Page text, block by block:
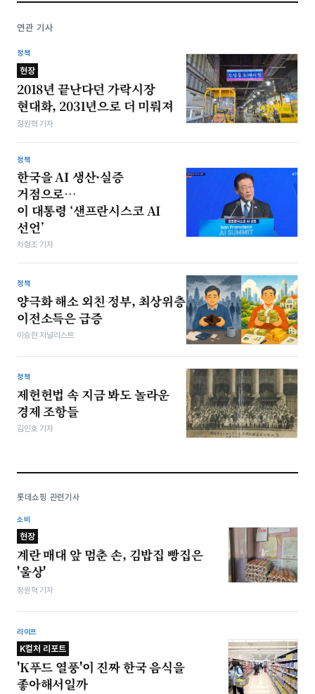
연관 기사
정책
현장
2018년 끝난다던 가락시장
현대화, 2031년으로 더 미뤄져
정원혁 기자
정책
한국을 AI 생산·실증
거점으로…
이 대통령 ‘샌프란시스코 AI
선언’
차형조 기자
정책
양극화 해소 외친 정부, 최상위층
이전소득은 급증
이승현 저널리스트
정책
제헌헌법 속 지금 봐도 놀라운
경제 조항들
김민호 기자
롯데쇼핑 관련기사
소비
현장
계란 매대 앞 멈춘 손, 김밥집 빵집은
'울상'
정원혁 기자
라이프
K컬처 리포트
'K푸드 열풍'이 진짜 한국 음식을
좋아해서일까